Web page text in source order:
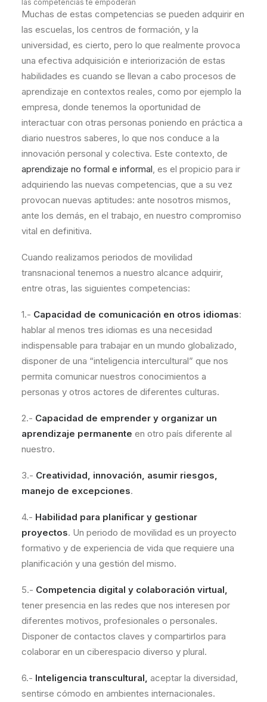
las competencias te empoderan
Muchas de estas competencias se pueden adquirir en
las escuelas, los centros de formación, y la
universidad, es cierto, pero lo que realmente provoca
una efectiva adquisición e interiorización de estas
habilidades es cuando se llevan a cabo procesos de
aprendizaje en contextos reales, como por ejemplo la
empresa, donde tenemos la oportunidad de
interactuar con otras personas poniendo en práctica a
diario nuestros saberes, lo que nos conduce a la
innovación personal y colectiva. Este contexto, de
aprendizaje no formal e informal, es el propicio para ir
adquiriendo las nuevas competencias, que a su vez
provocan nuevas aptitudes: ante nosotros mismos,
ante los demás, en el trabajo, en nuestro compromiso
vital en definitiva.
Cuando realizamos periodos de movilidad
transnacional tenemos a nuestro alcance adquirir,
entre otras, las siguientes competencias:
1.- Capacidad de comunicación en otros idiomas:
hablar al menos tres idiomas es una necesidad
indispensable para trabajar en un mundo globalizado,
disponer de una “inteligencia intercultural” que nos
permita comunicar nuestros conocimientos a
personas y otros actores de diferentes culturas.
2.- Capacidad de emprender y organizar un
aprendizaje permanente en otro país diferente al
nuestro.
3.- Creatividad, innovación, asumir riesgos,
manejo de excepciones.
4.- Habilidad para planificar y gestionar
proyectos. Un periodo de movilidad es un proyecto
formativo y de experiencia de vida que requiere una
planificación y una gestión del mismo.
5.- Competencia digital y colaboración virtual,
tener presencia en las redes que nos interesen por
diferentes motivos, profesionales o personales.
Disponer de contactos claves y compartirlos para
colaborar en un ciberespacio diverso y plural.
6.- Inteligencia transcultural, aceptar la diversidad,
sentirse cómodo en ambientes internacionales.